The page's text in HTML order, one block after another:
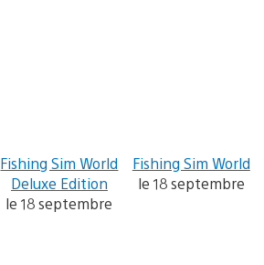
Fishing Sim World
Deluxe Edition
le 18 septembre
Fishing Sim World
le 18 septembre